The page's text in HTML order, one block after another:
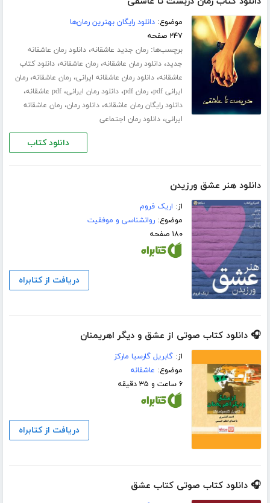
موضوع:دانلود رایگان بهترین رمان‌ها
۲۴۷ صفحه
برچسب‌ها:رمان جدید عاشقانه،دانلود رمان عاشقانه
جدید،دانلود رمان عاشقانه،رمان عاشقانه،دانلود کتاب
عاشقانه،دانلود رمان عاشقانه ایرانی،رمان عاشقانه،رمان
ایرانی pdf
،رمان pdf ،دانلود رمان ایرانی،pdf عاشقانه ،
دانلود رایگان رمان عاشقانه،دانلود رمان،رمان عاشقانه
ایرانی،دانلود رمان اجتماعی
دانلود کتاب
دانلود هنر عشق ورزیدن
از: اریک فروم
موضوع:روانشناسی و موفقیت
۱۸۰ صفحه
دریافت از کتابراه
🎧 دانلود کتاب صوتی از عشق و دیگر اهریمنان
از:گابریل گارسیا مارکز
موضوع: عاشقانه
۶ ساعت و ۳۵ دقیقه
دریافت از کتابراه
🎧 دانلود کتاب صوتی کتاب عشق